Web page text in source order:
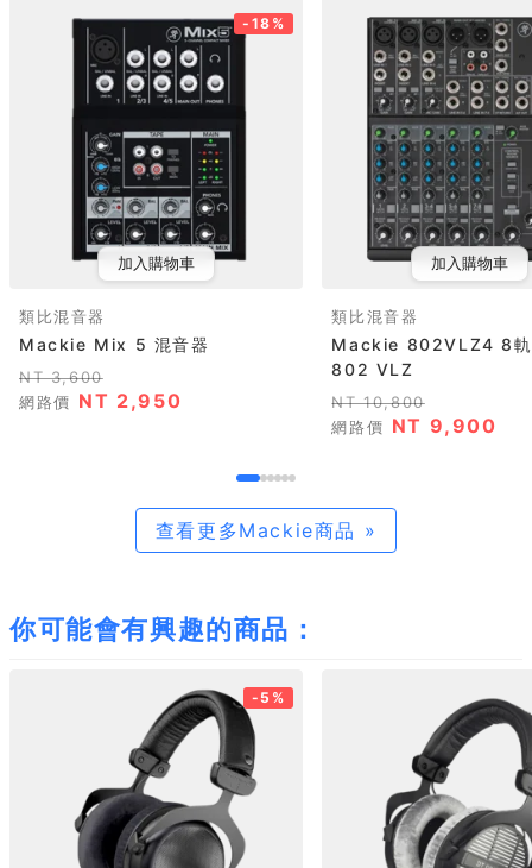
-18%
加入購物車
類比混音器
Mackie Mix 5 混音器
NT 3,600
網路價 NT 2,950
加入購物車
類比混音器
Mackie 802VLZ4 8軌
802 VLZ
NT 10,800
網路價 NT 9,900
查看更多Mackie商品 »
你可能會有興趣的商品：
-5%